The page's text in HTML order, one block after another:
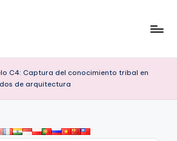
C4: Captura del conocimiento tribal en
de arquitectura